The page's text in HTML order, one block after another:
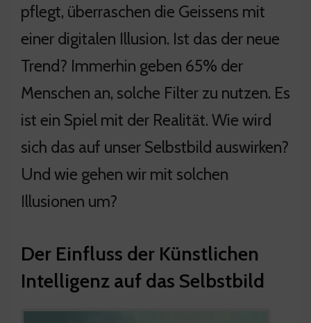
pflegt, überraschen die Geissens mit
einer digitalen Illusion. Ist das der neue
Trend? Immerhin geben 65% der
Menschen an, solche Filter zu nutzen. Es
ist ein Spiel mit der Realität. Wie wird
sich das auf unser Selbstbild auswirken?
Und wie gehen wir mit solchen
Illusionen um?
Der Einfluss der Künstlichen
Intelligenz auf das Selbstbild